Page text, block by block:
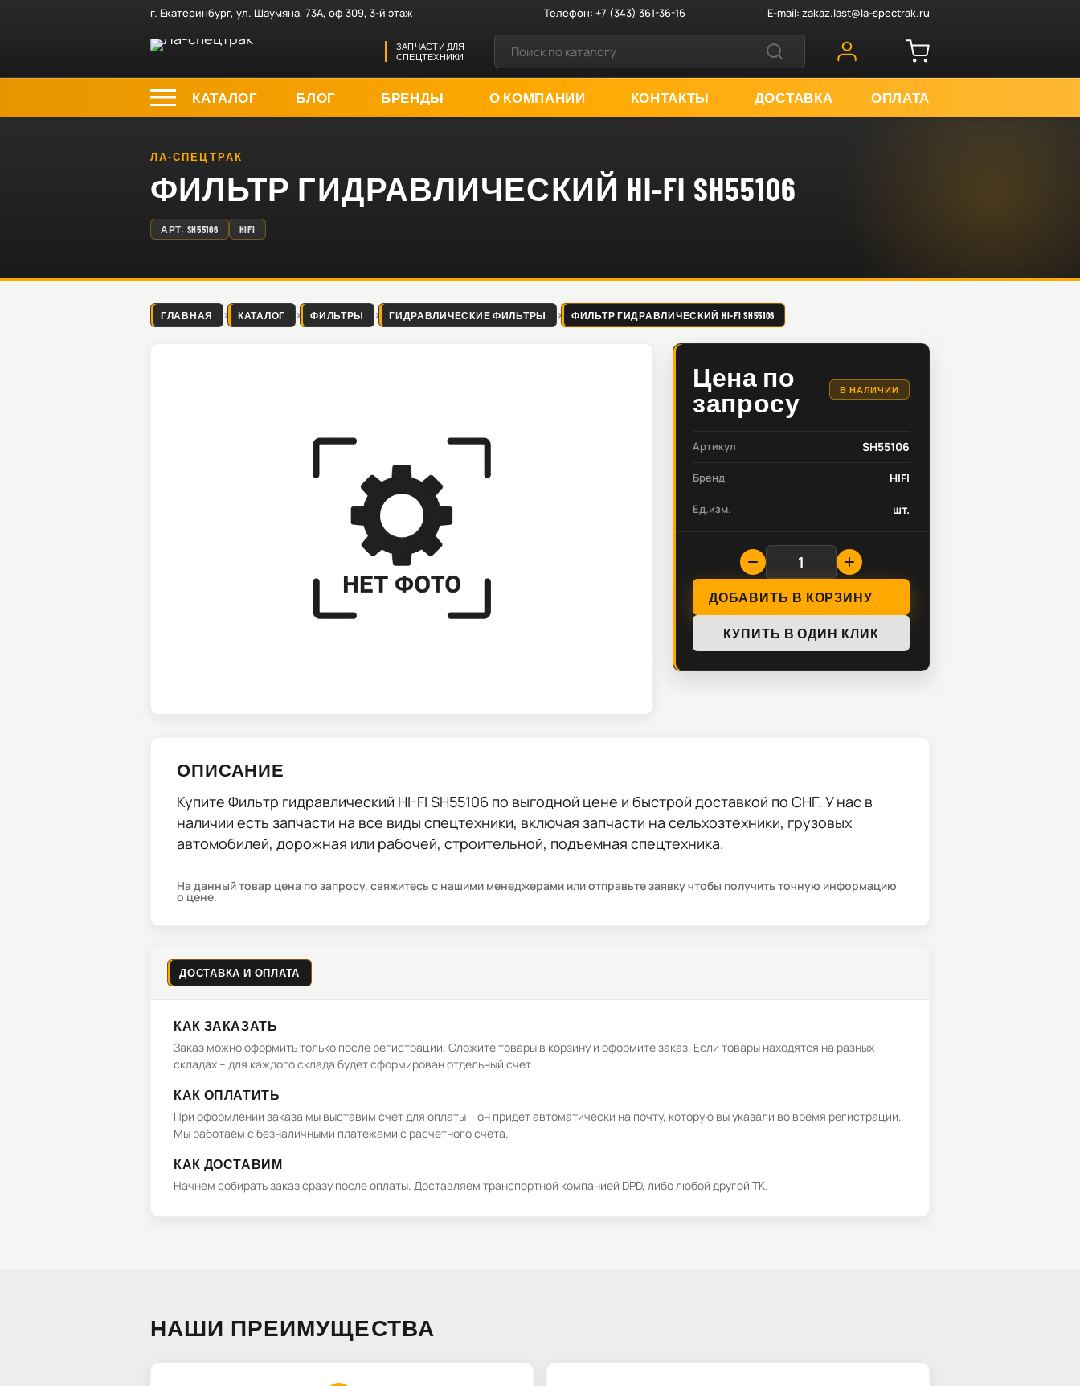
г. Екатеринбург, ул. Шаумяна, 73А, оф 309, 3-й этаж Телефон:+7 (343) 361-36-16 E-mail: zakaz.last@la-spectrak.ru
ЗАПЧАСТИ ДЛЯ
СПЕЦТЕХНИКИ
КАТАЛОГ БЛОГ БРЕНДЫ О КОМПАНИИ КОНТАКТЫ ДОСТАВКА ОПЛАТА
ЛА-СПЕЦТРАК
ФИЛЬТР ГИДРАВЛИЧЕСКИЙ HI-FI SH55106
АРТ. SH55106 HIFI
ГЛАВНАЯ КАТАЛОГ ФИЛЬТРЫ ГИДРАВЛИЧЕСКИЕ ФИЛЬТРЫ ФИЛЬТР ГИДРАВЛИЧЕСКИЙ HI-FI SH55106
Цена по
запросу
В НАЛИЧИИ
Артикул SH55106
Бренд HIFI
Ед.изм. шт.
ДОБАВИТЬ В КОРЗИНУ
КУПИТЬ В ОДИН КЛИК
ОПИСАНИЕ
Купите Фильтр гидравлический HI-FI SH55106 по выгодной цене и быстрой доставкой по СНГ. У нас в
наличии есть запчасти на все виды спецтехники, включая запчасти на сельхозтехники, грузовых
автомобилей, дорожная или рабочей, строительной, подъемная спецтехника.
На данный товар цена по запросу, свяжитесь с нашими менеджерами или отправьте заявку чтобы получить точную информацию
о цене.
ДОСТАВКА И ОПЛАТА
КАК ЗАКАЗАТЬ
Заказ можно оформить только после регистрации. Сложите товары в корзину и оформите заказ. Если товары находятся на разных
складах – для каждого склада будет сформирован отдельный счет.
КАК ОПЛАТИТЬ
При оформлении заказа мы выставим счет для оплаты – он придет автоматически на почту, которую вы указали во время регистрации.
Мы работаем с безналичными платежами с расчетного счета.
КАК ДОСТАВИМ
Начнем собирать заказ сразу после оплаты. Доставляем транспортной компанией DPD, либо любой другой ТК.
НАШИ ПРЕИМУЩЕСТВА